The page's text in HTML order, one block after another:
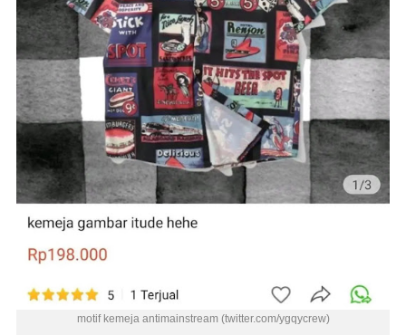
motif kemeja antimainstream (twitter.com/ygqycrew)